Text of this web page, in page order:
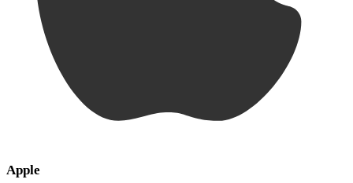
Apple